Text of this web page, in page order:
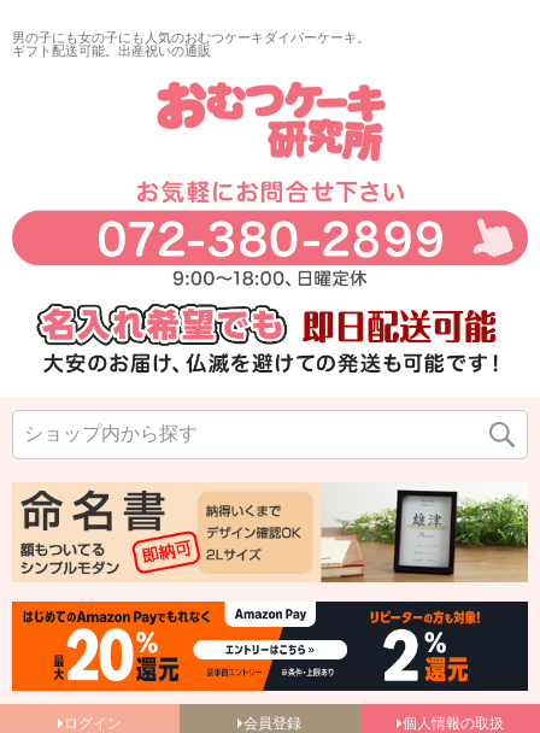
男の子にも女の子にも人気のおむつケーキダイパーケーキ。
ギフト配送可能。出産祝いの通販
ログイン 会員登録 個人情報の取扱